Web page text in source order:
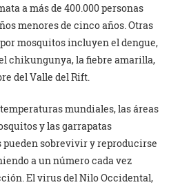
a más de 400.000 personas
menores de cinco años. Otras
mosquitos incluyen el dengue,
chikungunya, la fiebre amarilla,
del Valle del Rift.
mundiales, las áreas
y las garrapatas
pueden sobrevivir y reproducirse
a un número cada vez
El virus del Nilo Occidental,